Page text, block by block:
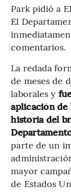
Park pidió a
El
comentarios.
La redada
de meses de
laborales y
aplicación de
historia del
parte de un
mayor
de Estados